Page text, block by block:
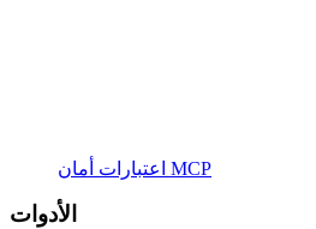
اعتبارات أمان MCP
الأدوات